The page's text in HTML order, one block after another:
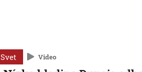
Svet Video